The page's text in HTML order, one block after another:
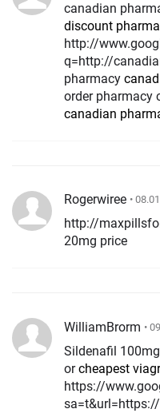
canadian
discount
http://
q=http://
pharmacy
order pharmacy
canadian
Rogerwiree •
http://
20mg price
WilliamBrorm •
Sildenafil
orcheapest
https://